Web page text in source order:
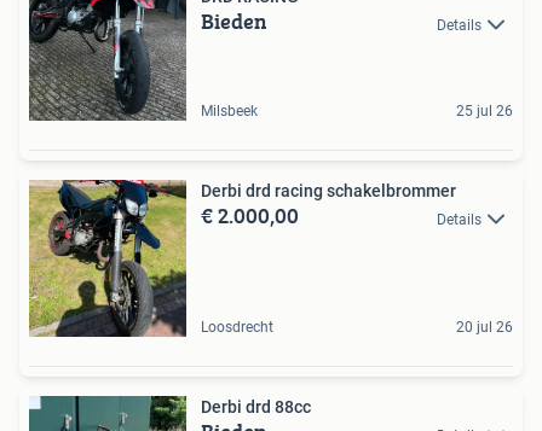
Bieden Details
Milsbeek 25 jul 26
Derbi drd racing schakelbrommer
€ 2.000,00 Details
Loosdrecht 20 jul 26
Derbi drd 88cc